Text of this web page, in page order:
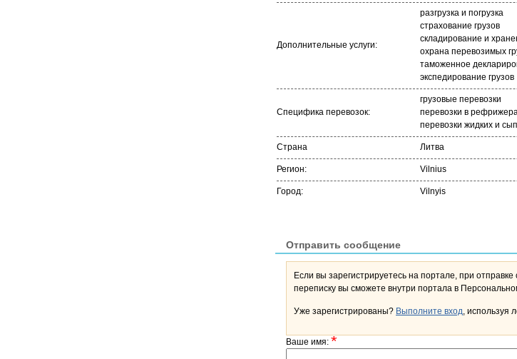
Дополнительные услуги:
разгрузка и погрузка
страхование грузов
складирование и
охрана перевозимых
таможенное
экспедирование грузов
Специфика перевозок:
грузовые перевозки
перевозки в
перевозки жидких и
Страна Литва
Регион: Vilnius
Город: Vilnyis
Отправить сообщение
Если вы зарегистрируетесь на портале, при
Уже зарегистрированы? Выполните вход, используя
Ваше имя: *